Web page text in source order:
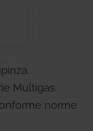
Multigas.
norme